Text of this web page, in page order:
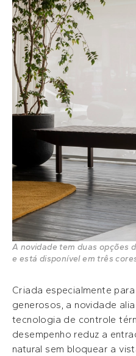
A novidade tem duas opções
e está disponível em três
Criada especialmente
generosos, a novidade
tecnologia de controle
desempenho reduz a
natural sem bloquear a